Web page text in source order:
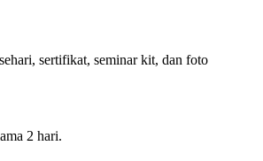
sertifikat, seminar kit, dan foto
2 hari.